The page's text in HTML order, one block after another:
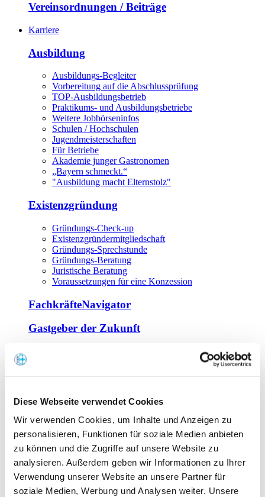
Diese Webseite verwendet Cookies
Wir verwenden Cookies, um Inhalte und Anzeigen zu
personalisieren, Funktionen für soziale Medien anbieten
zu können und die Zugriffe auf unsere Website zu
analysieren. Außerdem geben wir Informationen zu Ihrer
Verwendung unserer Website an unsere Partner für
soziale Medien, Werbung und Analysen weiter. Unsere
Vereinsordnungen / Beiträge
Karriere
Ausbildung
Ausbildungs-Begleiter
Vorbereitung auf die Abschlussprüfung
TOP-Ausbildungsbetrieb
Praktikums- und Ausbildungsbetriebe
Weitere Jobbörseninfos
Schulen / Hochschulen
Jugendmeisterschaften
Für Betriebe
Akademie junger Gastronomen
„Bayern schmeckt.“
"Ausbildung macht Elternstolz"
Existenzgründung
Gründungs-Check-up
Existenzgründermitgliedschaft
Gründungs-Sprechstunde
Gründungs-Beratung
Juristische Beratung
Voraussetzungen für eine Konzession
FachkräfteNavigator
Gastgeber der Zukunft
Offene Seminare
Tagen im Palais
Wirte-und Unternehmerbrief
Lernplattform BOUNTI
Partner
Branchennahe Organisationen